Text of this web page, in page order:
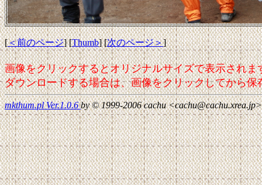
[＜前のページ] [Thumb] [次のページ＞]
画像をクリックするとオリジナルサイズで表示されま
ダウンロードする場合は、画像をクリックしてから保
mkthum.pl Ver.1.0.6by © 1999-2006 cachu <cachu@cachu.xrea.jp>